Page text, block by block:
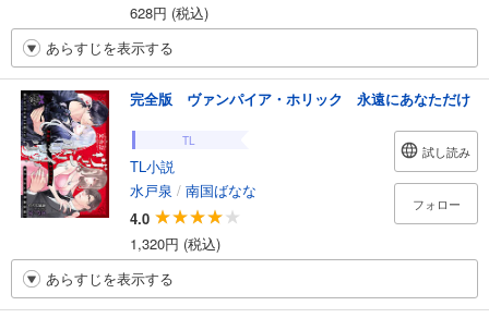
628円 (税込)
あらすじを表示する
完全版 ヴァンパイア・ホリック 永遠にあなただけ
TL
TL小説
水戸泉 / 南国ばなな
4.0
1,320円 (税込)
試し読み
フォロー
あらすじを表示する